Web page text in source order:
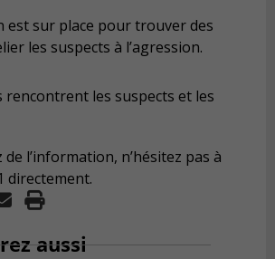
est sur place pour trouver des
les suspects à l’agression.
rencontrent les suspects et les
de l’information, n’hésitez pas à
directement.
aussi